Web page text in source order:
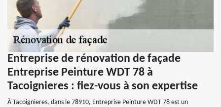
Entreprise de rénovation de façade
Entreprise Peinture WDT 78 à
Tacoignieres : fiez-vous à son expertise
À Tacoignieres, dans le 78910, Entreprise Peinture WDT 78 est un